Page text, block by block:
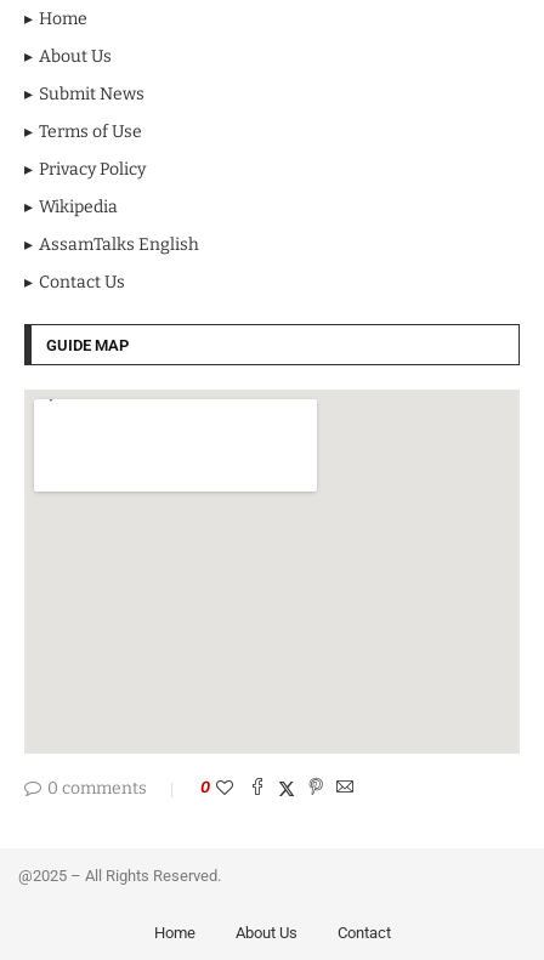
Home
About Us
Submit News
Terms of Use
Privacy Policy
Wikipedia
AssamTalks English
Contact Us
GUIDE MAP
0 comments 0
@2025 – All Rights Reserved.
Home About Us Contact